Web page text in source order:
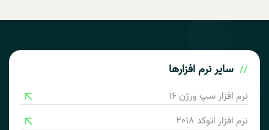
سایرنرم افزارها
نرم افزار سپ ورژن 16
نرم افزار اتوکد 2018